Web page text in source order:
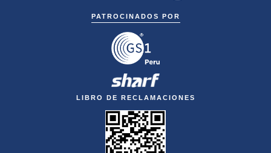
PATROCINADOS POR
LIBRO DE RECLAMACIONES